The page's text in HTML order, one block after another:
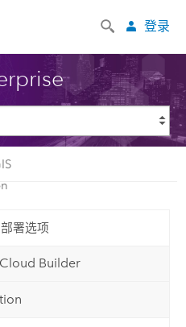
登录
署选项
Builder